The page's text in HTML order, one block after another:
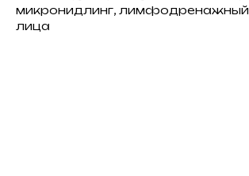
микронидлинг,
лица